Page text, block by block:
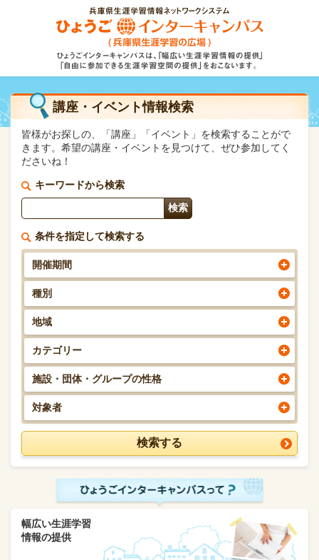
講座・イベント情報検索
皆様がお探しの、「講座」「イベント」を検索することがで
きます。希望の講座・イベントを見つけて、ぜひ参加してく
ださいね！
キーワードから検索
条件を指定して検索する
開催期間
種別
地域
カテゴリー
施設・団体・グループの性格
対象者
幅広い生涯学習
情報の提供